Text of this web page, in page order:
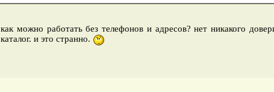
как можно работать без телефонов и адресов? нет никакого
каталог. и это странно.